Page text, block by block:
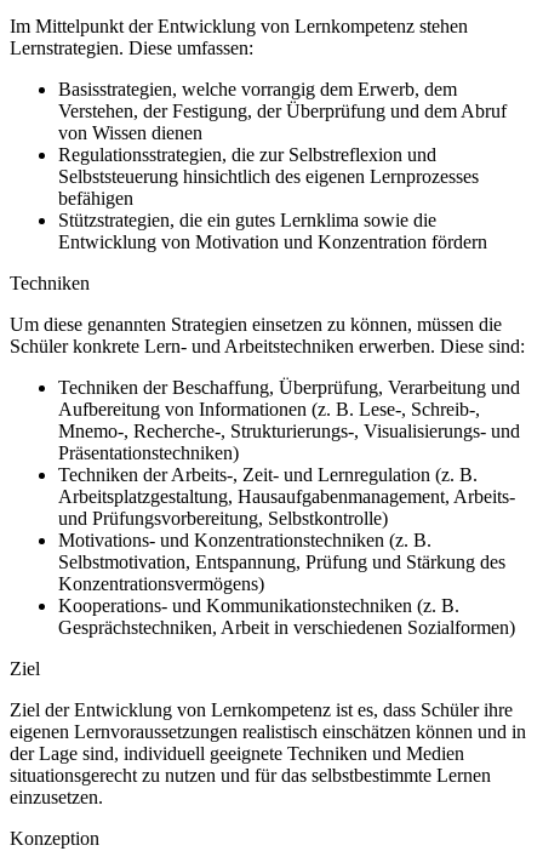
Im Mittelpunkt der Entwicklung von Lernkompetenz stehen
Lernstrategien. Diese umfassen:
Basisstrategien, welche vorrangig dem Erwerb, dem
Verstehen, der Festigung, der Überprüfung und dem Abruf
von Wissen dienen
Regulationsstrategien, die zur Selbstreflexion und
Selbststeuerung hinsichtlich des eigenen Lernprozesses
befähigen
Stützstrategien, die ein gutes Lernklima sowie die
Entwicklung von Motivation und Konzentration fördern
Techniken
Um diese genannten Strategien einsetzen zu können, müssen die
Schüler konkrete Lern- und Arbeitstechniken erwerben. Diese sind:
Techniken der Beschaffung, Überprüfung, Verarbeitung und
Aufbereitung von Informationen (z. B. Lese-, Schreib-,
Mnemo-, Recherche-, Strukturierungs-, Visualisierungs- und
Präsentationstechniken)
Techniken der Arbeits-, Zeit- und Lernregulation (z. B.
Arbeitsplatzgestaltung, Hausaufgabenmanagement, Arbeits-
und Prüfungsvorbereitung, Selbstkontrolle)
Motivations- und Konzentrationstechniken (z. B.
Selbstmotivation, Entspannung, Prüfung und Stärkung des
Konzentrationsvermögens)
Kooperations- und Kommunikationstechniken (z. B.
Gesprächstechniken, Arbeit in verschiedenen Sozialformen)
Ziel
Ziel der Entwicklung von Lernkompetenz ist es, dass Schüler ihre
eigenen Lernvoraussetzungen realistisch einschätzen können und in
der Lage sind, individuell geeignete Techniken und Medien
situationsgerecht zu nutzen und für das selbstbestimmte Lernen
einzusetzen.
Konzeption